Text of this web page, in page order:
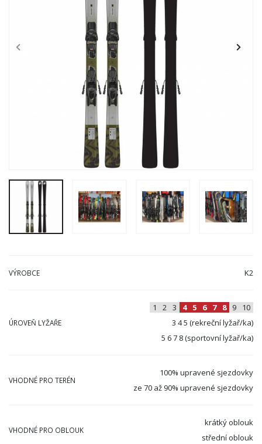
VÝROBCE K2
ÚROVEŇ LYŽAŘE
1 2 3 4 5 6 7 8 9
10
3 4 5 (rekreční lyžař/ka)
5 6 7 8 (sportovní lyžař/ka)
VHODNÉ PRO TERÉN
100% upravené sjezdovky
ze 70 až 90% upravené sjezdovky
VHODNÉ PRO OBLOUK
krátký oblouk
střední oblouk